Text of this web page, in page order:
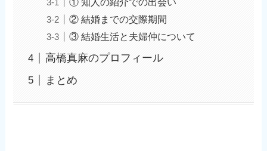
② 結婚までの交際期間
③ 結婚生活と夫婦仲について
高橋真麻のプロフィール
まとめ